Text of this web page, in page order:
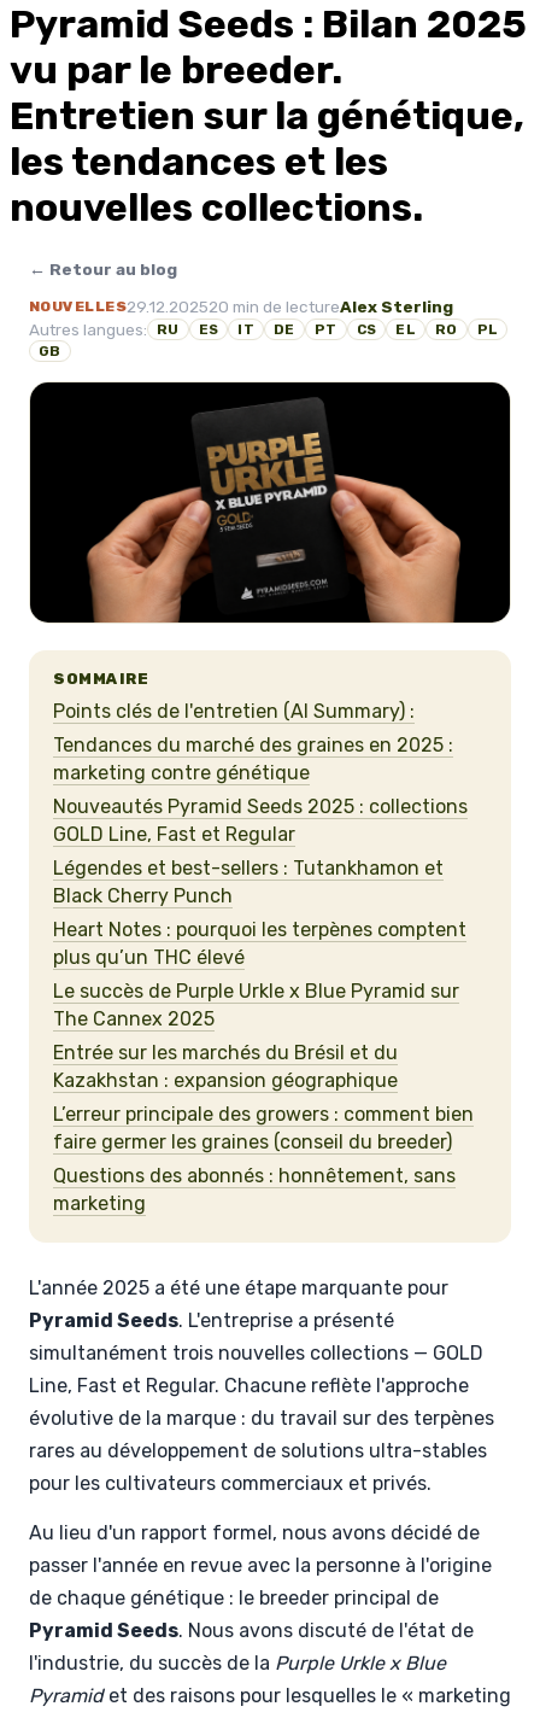
Pyramid Seeds : Bilan 2025
vu par le breeder.
Entretien sur la génétique,
les tendances et les
nouvelles collections.
← Retour au blog
NOUVELLES29.12.202520 min de lectureAlex Sterling
Autres langues:
RU ES IT DE PT CS EL RO
PL
GB
SOMMAIRE
Points clés de l'entretien (AI Summary) :
Tendances du marché des graines en 2025 :
marketing contre génétique
Nouveautés Pyramid Seeds 2025 : collections
GOLD Line, Fast et Regular
Légendes et best-sellers : Tutankhamon et
Black Cherry Punch
Heart Notes : pourquoi les terpènes comptent
plus qu’un THC élevé
Le succès de Purple Urkle x Blue Pyramid sur
The Cannex 2025
Entrée sur les marchés du Brésil et du
Kazakhstan : expansion géographique
L’erreur principale des growers : comment bien
faire germer les graines (conseil du breeder)
Questions des abonnés : honnêtement, sans
marketing
L'année 2025 a été une étape marquante pour
Pyramid Seeds. L'entreprise a présenté
simultanément trois nouvelles collections — GOLD
Line, Fast et Regular. Chacune reflète l'approche
évolutive de la marque : du travail sur des terpènes
rares au développement de solutions ultra-stables
pour les cultivateurs commerciaux et privés.
Au lieu d'un rapport formel, nous avons décidé de
passer l'année en revue avec la personne à l'origine
de chaque génétique : le breeder principal de
Pyramid Seeds. Nous avons discuté de l'état de
l'industrie, du succès de la Purple Urkle x Blue
Pyramidet des raisons pour lesquelles le « marketing